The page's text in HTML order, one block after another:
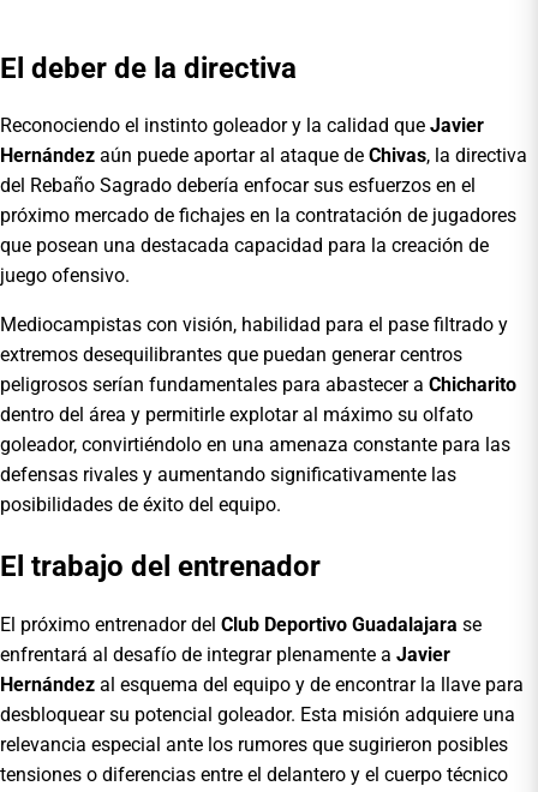
El deber de la directiva
Reconociendo el instinto goleador y la calidad que Javier
Hernández aún puede aportar al ataque de Chivas, la directiva
del Rebaño Sagrado debería enfocar sus esfuerzos en el
próximo mercado de fichajes en la contratación de jugadores
que posean una destacada capacidad para la creación de
juego ofensivo.
Mediocampistas con visión, habilidad para el pase filtrado y
extremos desequilibrantes que puedan generar centros
peligrosos serían fundamentales para abastecer a Chicharito
dentro del área y permitirle explotar al máximo su olfato
goleador, convirtiéndolo en una amenaza constante para las
defensas rivales y aumentando significativamente las
posibilidades de éxito del equipo.
El trabajo del entrenador
El próximo entrenador del Club Deportivo Guadalajara se
enfrentará al desafío de integrar plenamente a Javier
Hernández al esquema del equipo y de encontrar la llave para
desbloquear su potencial goleador. Esta misión adquiere una
relevancia especial ante los rumores que sugirieron posibles
tensiones o diferencias entre el delantero y el cuerpo técnico